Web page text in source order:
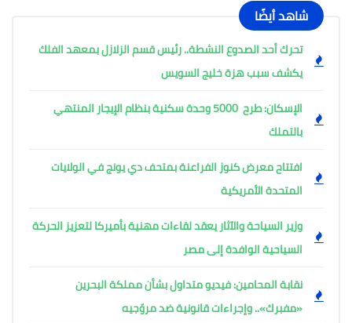
شاهد أيضًا
تحرك أحد الصدوع النشطة.. رئيس قسم الزلازل بمعهد الفلك
يكشف سبب هزة خليج السويس
الإسكان: طرح 5000 وحدة سكنية بنظام الإيجار المنتهي
بالتملك
افتتاح معرض كنوز الفراعنة بمتحف دي يونج في الولايات
المتحدة الأمريكية
وزير السياحة والآثار يعقد لقاءات مهنية بأميركا لتعزيز الحركة
السياحية الوافدة إلى مصر
نقابة المحامين: فيديو متداول بشأن مملكة البحرين
«مفبرك».. وإجراءات قانونية ضد مروّجيه